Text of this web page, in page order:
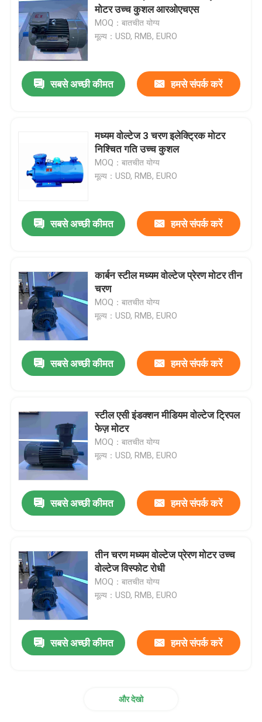
हमारे बारे में
संपर्क
उत्पाद
उच्च दक्षता वाली इलेक्ट्रिक मोटर
सिंगल फेज इलेक्ट्रिक मोटर्स
तीन चरण इलेक्ट्रिक मोटर्स
मोटर उच्च कुशल आरओएचएस
MOQ：बातचीत योग्य
मूल्य：USD, RMB, EURO
सबसे अच्छी कीमत हमसे संपर्क करें
मध्यम वोल्टेज 3 चरण इलेक्ट्रिक मोटर
निश्चित गति उच्च कुशल
MOQ：बातचीत योग्य
मूल्य：USD, RMB, EURO
सबसे अच्छी कीमत हमसे संपर्क करें
कार्बन स्टील मध्यम वोल्टेज प्रेरण मोटर तीन
चरण
MOQ：बातचीत योग्य
मूल्य：USD, RMB, EURO
सबसे अच्छी कीमत हमसे संपर्क करें
स्टील एसी इंडक्शन मीडियम वोल्टेज ट्रिपल
फेज़ मोटर
MOQ：बातचीत योग्य
मूल्य：USD, RMB, EURO
सबसे अच्छी कीमत हमसे संपर्क करें
तीन चरण मध्यम वोल्टेज प्रेरण मोटर उच्च
वोल्टेज विस्फोट रोधी
MOQ：बातचीत योग्य
मूल्य：USD, RMB, EURO
सबसे अच्छी कीमत हमसे संपर्क करें
और देखो